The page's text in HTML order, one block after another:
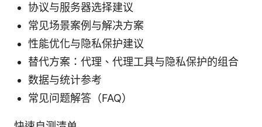
协议与服务器选择建议
常见场景案例与解决方案
性能优化与隐私保护建议
替代方案：代理、代理工具与隐私保护的组合
数据与统计参考
常见问题解答（FAQ）